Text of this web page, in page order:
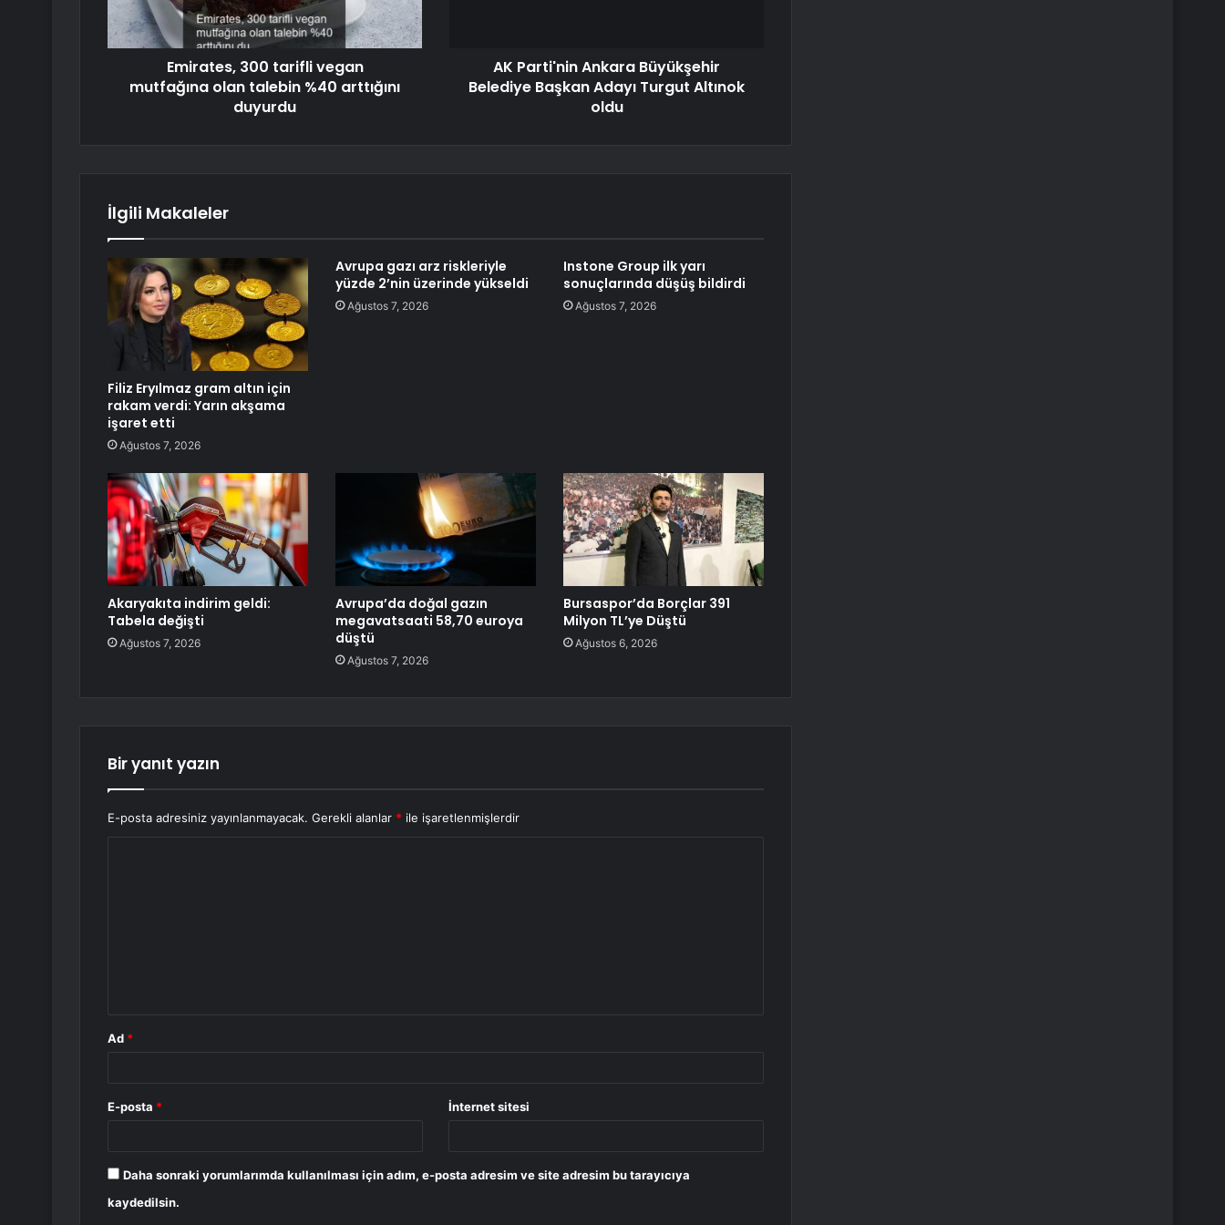
Emirates, 300 tarifli vegan
mutfağına olan talebin %40 arttığını
duyurdu
AK Parti'nin Ankara Büyükşehir
Belediye Başkan Adayı Turgut Altınok
oldu
İlgili Makaleler
Filiz Eryılmaz gram altın için
rakam verdi: Yarın akşama
işaret etti
Ağustos 7, 2026
Avrupa gazı arz riskleriyle
yüzde 2’nin üzerinde yükseldi
Ağustos 7, 2026
Instone Group ilk yarı
sonuçlarında düşüş bildirdi
Ağustos 7, 2026
Akaryakıta indirim geldi:
Tabela değişti
Ağustos 7, 2026
Avrupa’da doğal gazın
megavatsaati 58,70 euroya
düştü
Ağustos 7, 2026
Bursaspor’da Borçlar 391
Milyon TL’ye Düştü
Ağustos 6, 2026
Bir yanıt yazın
E-posta adresiniz yayınlanmayacak. Gerekli alanlar * ile işaretlenmişlerdir
Ad *
E-posta * İnternet sitesi
Daha sonraki yorumlarımda kullanılması için adım, e-posta adresim ve site adresim bu tarayıcıya
kaydedilsin.